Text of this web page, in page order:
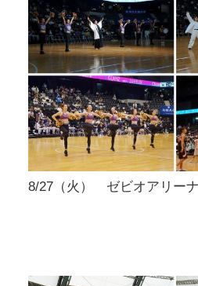
8/27（火） ゼビオアリー